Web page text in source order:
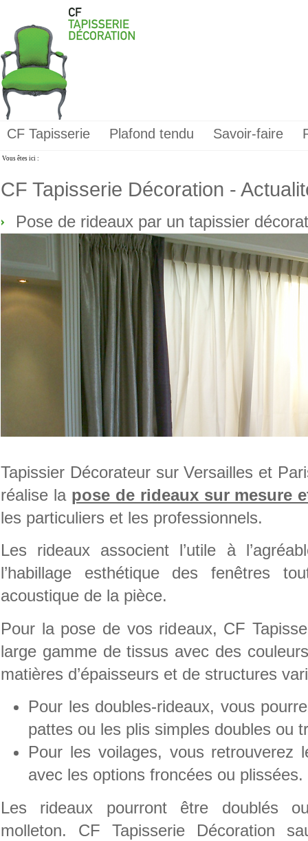
CF Tapisserie Plafond tendu Savoir-faire
Vous êtes ici :
CF Tapisserie Décoration -
Pose de rideaux par un tapissier
Tapissier Décorateur sur Versailles et
réalise la pose de rideaux sur mesure
les particuliers et les professionnels.
Les rideaux associent l’utile à
l’habillage esthétique des fenêtres
acoustique de la pièce.
Pour la pose de vos rideaux, CF
large gamme de tissus avec des
matières d’épaisseurs et de structures
Pour les doubles-rideaux, vous
pattes ou les plis simples doubles ou
Pour les voilages, vous retrouverez
avec les options froncées ou plissées.
Les rideaux pourront être doublés
molleton. CF Tapisserie Décoration